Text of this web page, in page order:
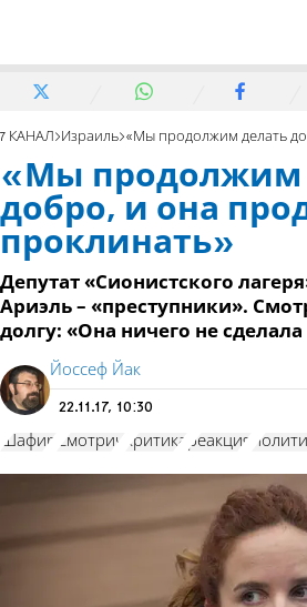
7 КАНАЛ Израиль «Мы продолжим делать добро, и она
«Мы продолжим
добро, и она
проклинать»
Депутат «Сионистского
Ариэль – «преступники».
долгу: «Она ничего не
Йоссеф Йак
22.11.17, 10:30
Шафир Смотрич критика реакция